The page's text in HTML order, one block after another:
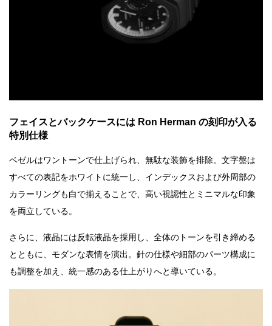
フェイスとバックケースには Ron Herman の刻印が入る
特別仕様
ベゼルはワントーンで仕上げられ、無駄な装飾を排除。文字盤は
すべての表記をホワイトに統一し、インデックスおよび外周部の
カラーリングも白で揃えることで、高い視認性とミニマルな印象
を両立している。
さらに、液晶には反転液晶を採用し、全体のトーンを引き締める
とともに、モダンな表情を演出。針の仕様や細部のパーツ構成に
も調整を加え、統一感のある仕上がりへと導いている。